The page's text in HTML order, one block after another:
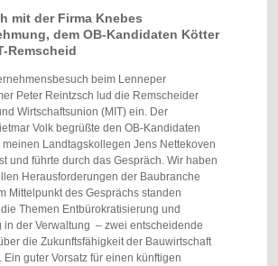
mit der Firma Knebes
dem OB-Kandidaten Kötter
Remscheid
beim Lenneper
Peter Reintzsch lud die Remscheider
Wirtschaftsunion (MIT) ein. Der
Volk begrüßte den OB-Kandidaten
meinen Landtagskollegen Jens Nettekoven
und führte durch das Gespräch. Wir haben
Herausforderungen der Baubranche
Mittelpunkt des Gesprächs standen
Themen Entbürokratisierung und
in der Verwaltung – zwei entscheidende
die Zukunftsfähigkeit der Bauwirtschaft
Ein guter Vorsatz für einen künftigen